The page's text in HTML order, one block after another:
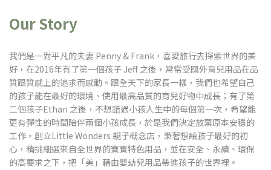
Our Story
我們是一對平凡的夫妻 Penny & Frank，喜愛旅行去探索世界的美
好，在2016年有了第一個孩子 Jeff 之後 ，常常受國外育兒用品在品
質跟質感上的追求而感動。跟全天下的家長一樣，我們也希望自己
的孩子能在最好的環境、使用最高品質的育兒好物中成長；有了第
二個孩子Ethan 之後 ，不想錯過小孩人生中的每個第一次， 希望能
更有彈性的時間陪伴兩個小孩成長 ，於是我們決定放棄原本安穩的
工作 ，創立Little Wonders 親子概念店，秉著想給孩子最好的初
心， 精挑細選來自全世界的寶寶特色用品，並在安全、永續、環保
的高要求之下 ， 把「美」藉由嬰幼兒用品帶進孩子的世界裡 。